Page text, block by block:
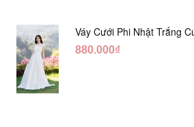
Váy Cưới Phi Nhật Trắng
880.000₫